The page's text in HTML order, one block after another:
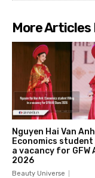
More Articles
Nguyen Hai Van
Economics
a vacancy for GFW
2026
Beauty Universe